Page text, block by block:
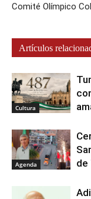
Comité Olímpico
Artículos
Cultura
Agenda
de